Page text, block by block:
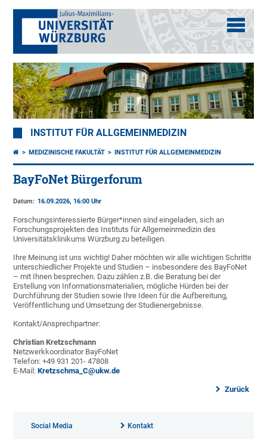
INSTITUT FÜR ALLGEMEINMEDIZIN
MEDIZINISCHE FAKULTÄT INSTITUT FÜR ALLGEMEINMEDIZIN
BayFoNet Bürgerforum
Datum: 16.09.2026, 16:00 Uhr
Forschungsinteressierte Bürger*innen sind eingeladen, sich an
Forschungsprojekten des Instituts für Allgemeinmedizin des
Universitätsklinikums Würzburg zu beteiligen.
Ihre Meinung ist uns wichtig! Daher möchten wir alle wichtigen Schritte
unterschiedlicher Projekte und Studien – insbesondere des BayFoNet
– mit Ihnen besprechen. Dazu zählen z.B. die Beratung bei der
Erstellung von Informationsmaterialien, mögliche Hürden bei der
Durchführung der Studien sowie Ihre Ideen für die Aufbereitung,
Veröffentlichung und Umsetzung der Studienergebnisse.
Kontakt/Ansprechpartner:
Christian Kretzschmann
Netzwerkkoordinator BayFoNet
Telefon: +49 931 201- 47808
E-Mail:Kretzschma_C@ukw.de
Zurück
Social Media Kontakt